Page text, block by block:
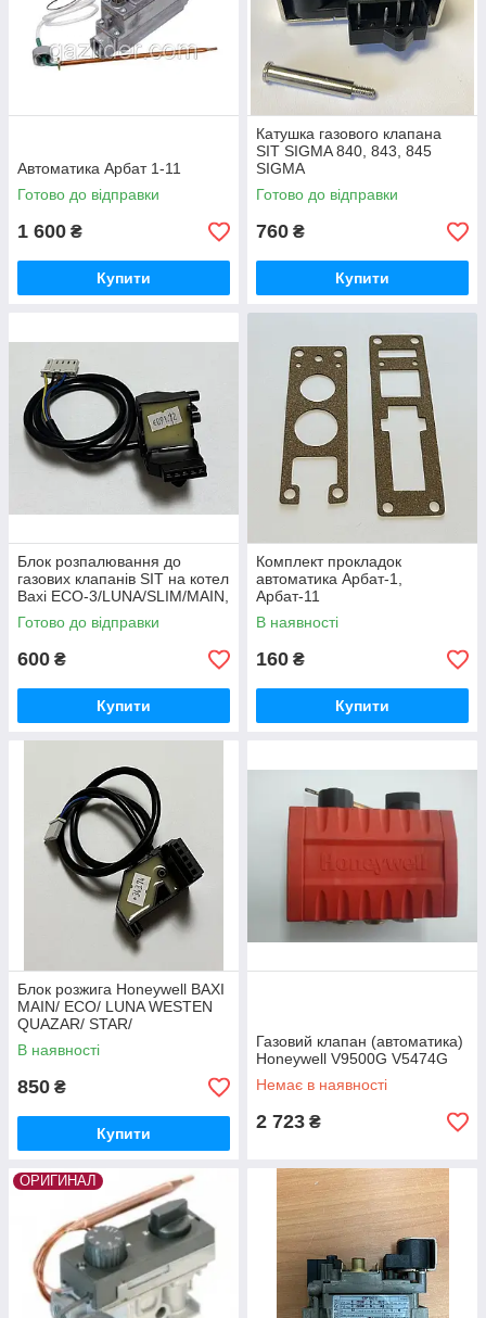
Автоматика Арбат 1-11
Готово до відправки
1 600 ₴
Купити
Катушка газового клапана
SIT SIGMA 840, 843, 845
SIGMA
Готово до відправки
760 ₴
Купити
Блок розпалювання до
газових клапанів SIT на котел
Baxi ECO-3/LUNA/SLIM/MAIN,
Westen Quasar Plus 8511560
Готово до відправки
600 ₴
Купити
Комплект прокладок
автоматика Арбат-1,
Арбат-11
В наявності
160 ₴
Купити
Блок розжига Honeywell BAXI
MAIN/ ECO/ LUNA WESTEN
QUAZAR/ STAR/
ENERGY(8510910 / 8511790)
В наявності
850 ₴
Купити
Газовий клапан (автоматика)
Honeywell V9500G V5474G
Немає в наявності
2 723 ₴
ОРИГИНАЛ